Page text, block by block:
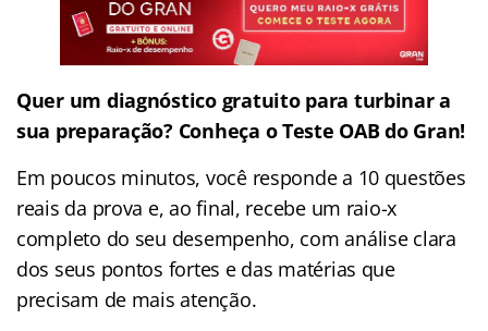
Quer um diagnóstico gratuito para turbinar a
sua preparação? Conheça o Teste OAB do Gran!
Em poucos minutos, você responde a 10 questões
reais da prova e, ao final, recebe um raio-x
completo do seu desempenho, com análise clara
dos seus pontos fortes e das matérias que
precisam de mais atenção.